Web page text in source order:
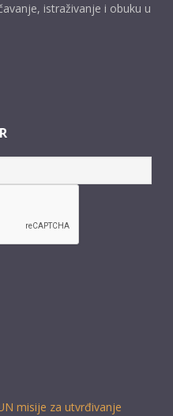
istraživanje i obuku u
misije za utvrđivanje